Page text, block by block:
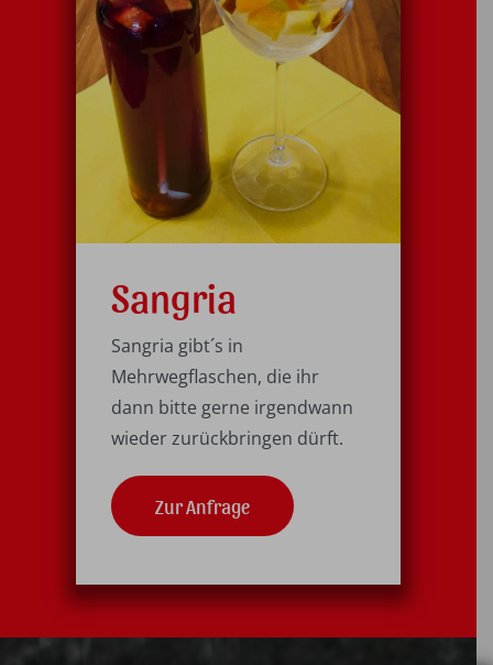
Sangria
Sangria gibt´s in
Mehrwegflaschen, die ihr
dann bitte gerne irgendwann
wieder zurückbringen dürft.
Zur Anfrage